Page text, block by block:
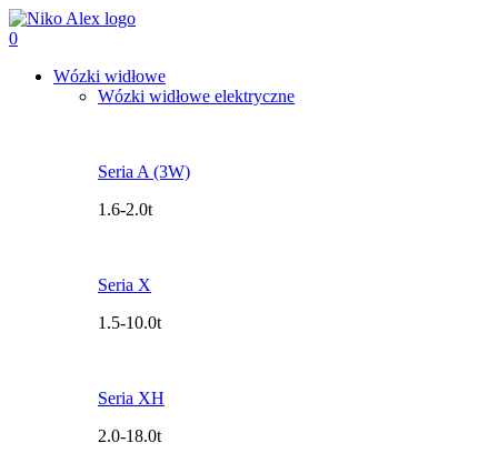
0
Wózki widłowe
Wózki widłowe elektryczne
Seria A (3W)
1.6-2.0t
Seria X
1.5-10.0t
Seria XH
2.0-18.0t